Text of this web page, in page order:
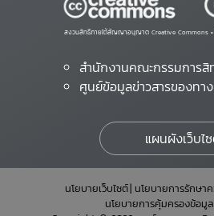
สงวนสิทธิ์ภายใต้สัญญาอนุญาต Creative Commons •
สำนักงานคณะกรรมการ
ศูนย์ข้อมูลข่าวสารของทา
แผนผังเว็บไ
นโยบายเว็บไซต์ นโยบายการรักษ
นโยบายการคุ้มครองข้อมู